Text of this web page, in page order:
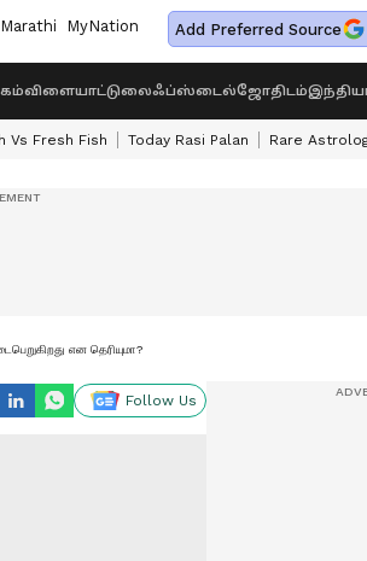
Marathi MyNation Add Preferred Source
விளையாட்டுலைஃப்ஸ்டைல்ஜோதிடம்
Vs Fresh Fish Today Rasi Palan Rare
என தெரியுமா?
Follow Us